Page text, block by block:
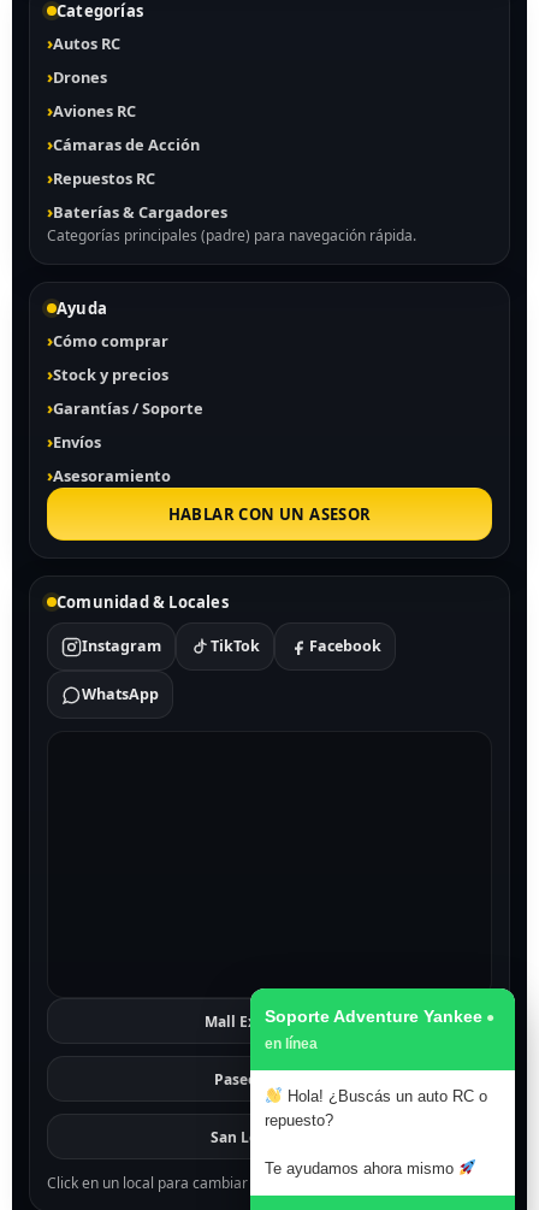
Categorías
Autos RC
Drones
Aviones RC
Cámaras de Acción
Repuestos RC
Baterías & Cargadores
Categorías principales (padre) para navegación rápida.
Ayuda
Cómo comprar
Stock y precios
Garantías / Soporte
Envíos
Asesoramiento
HABLAR CON UN ASESOR
Comunidad & Locales
Instagram TikTok Facebook
WhatsApp
Mall Excelsior Ver
Paseo 1811
San Lorenzo
Click en un local para cambiar el mapa.
Soporte Adventure Yankee
Hola! ¿Buscás un auto RC o
repuesto?
Te ayudamos ahora mismo